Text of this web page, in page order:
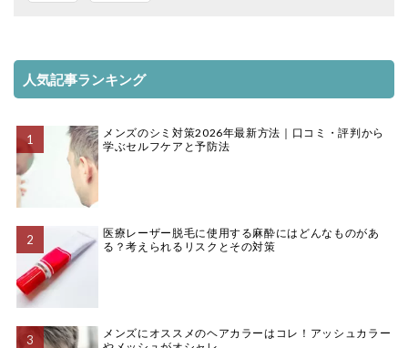
人気記事ランキング
メンズのシミ対策2026年最新方法｜口コミ・評判から
学ぶセルフケアと予防法
医療レーザー脱毛に使用する麻酔にはどんなものがあ
る？考えられるリスクとその対策
メンズにオススメのヘアカラーはコレ！アッシュカラー